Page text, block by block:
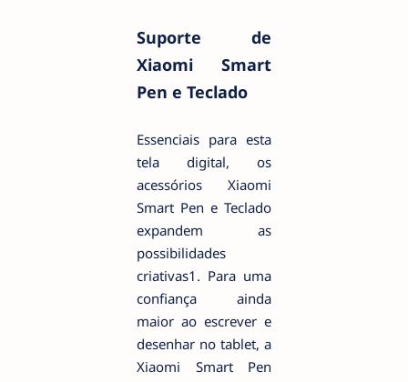
Suporte de
Xiaomi Smart
Pen e Teclado
Essenciais para esta
tela digital, os
acessórios Xiaomi
Smart Pen e Teclado
expandem as
possibilidades
criativas1. Para uma
confiança ainda
maior ao escrever e
desenhar no tablet, a
Xiaomi Smart Pen